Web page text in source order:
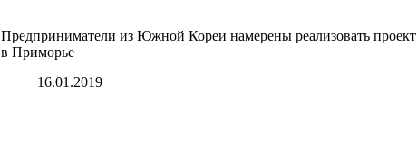
Предприниматели из Южной Кореи намерены реализовать проект
в Приморье
16.01.2019